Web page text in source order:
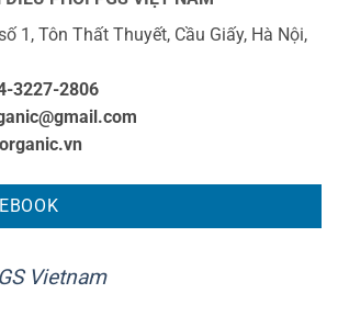
1, Tôn Thất Thuyết, Cầu Giấy, Hà Nội,
3227-2806
Vietnam